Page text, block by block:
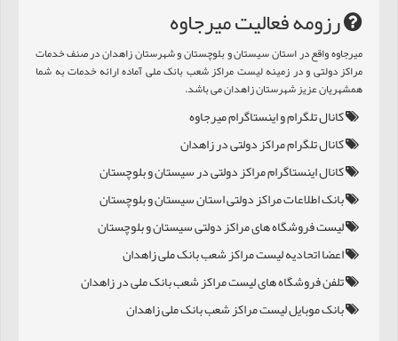
رزومه فعالیت ميرجاوه
ميرجاوه واقع در استان سیستان و بلوچستان و شهرستان زاهدان در صنف خدمات
مراکز دولتی و در زمینه لیست مراکز شعب بانک ملی آماده ارائه خدمات به شما
همشهریان عزیز شهرستان زاهدان می باشد.
کانال تلگرام و اینستاگرام ميرجاوه
کانال تلگرام مراکز دولتی در زاهدان
کانال اینستاگرام مراکز دولتی در سیستان و بلوچستان
بانک اطلاعات مراکز دولتی استان سیستان و بلوچستان
لیست فروشگاه های مراکز دولتی سیستان و بلوچستان
اعضا اتحادیه لیست مراکز شعب بانک ملی زاهدان
تلفن فروشگاه های لیست مراکز شعب بانک ملی در زاهدان
بانک موبایل لیست مراکز شعب بانک ملی زاهدان